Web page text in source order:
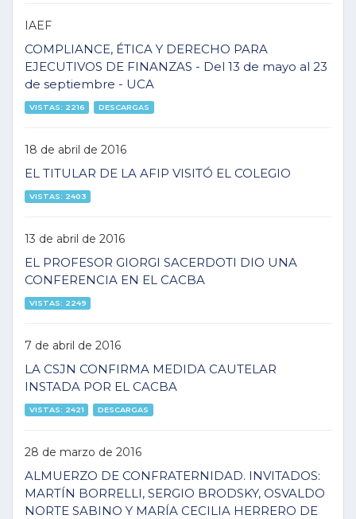
IAEF
COMPLIANCE, ÉTICA Y DERECHO PARA
EJECUTIVOS DE FINANZAS - Del 13 de mayo al 23
de septiembre - UCA
VISTAS: 2216 DESCARGAS
18 de abril de 2016
EL TITULAR DE LA AFIP VISITÓ EL COLEGIO
VISTAS: 2403
13 de abril de 2016
EL PROFESOR GIORGI SACERDOTI DIO UNA
CONFERENCIA EN EL CACBA
VISTAS: 2249
7 de abril de 2016
LA CSJN CONFIRMA MEDIDA CAUTELAR
INSTADA POR EL CACBA
VISTAS: 2421 DESCARGAS
28 de marzo de 2016
ALMUERZO DE CONFRATERNIDAD. INVITADOS:
MARTÍN BORRELLI, SERGIO BRODSKY, OSVALDO
NORTE SABINO Y MARÍA CECILIA HERRERO DE